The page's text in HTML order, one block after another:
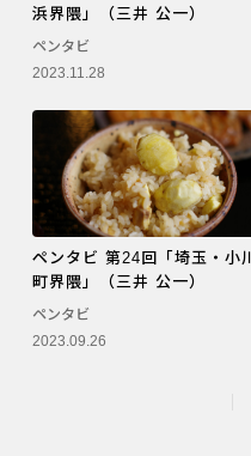
浜界隈」（三井 公一）
ペンタビ
2023.11.28
ペンタビ 第24回「埼玉・小川
町界隈」（三井 公一）
ペンタビ
2023.09.26